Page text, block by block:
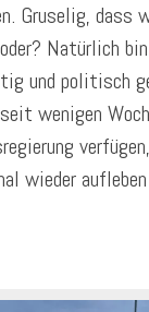
Gruselig, dass
Natürlich
und politisch
wenigen
wieder